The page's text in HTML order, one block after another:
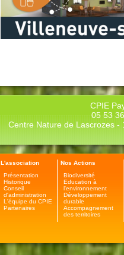
CPIE
05 53
Centre Nature de Lascrozes -
L'association
Présentation
Historique
Conseil
d'administration
L'équipe du CPIE
Partenaires
Nos Actions
Biodiversité
Education à
l'environnement
Développement
durable
Accompagnement
des territoires